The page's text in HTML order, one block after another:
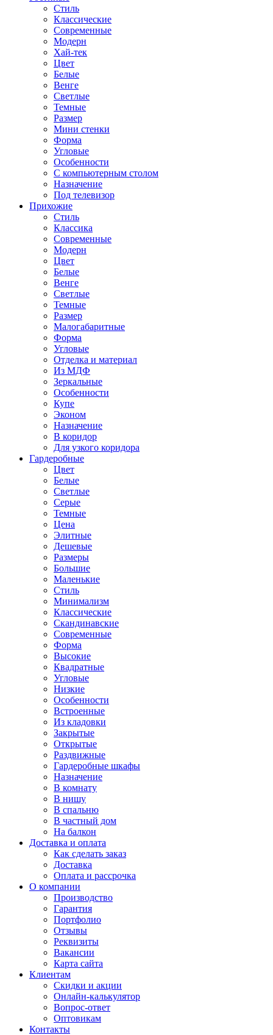
Стиль
Классические
Современные
Модерн
Хай-тек
Цвет
Белые
Венге
Светлые
Темные
Размер
Мини стенки
Форма
Угловые
Особенности
С компьютерным столом
Назначение
Под телевизор
Прихожие
Стиль
Классика
Современные
Модерн
Цвет
Белые
Венге
Светлые
Темные
Размер
Малогабаритные
Форма
Угловые
Отделка и материал
Из МДФ
Зеркальные
Особенности
Купе
Эконом
Назначение
В коридор
Для узкого коридора
Гардеробные
Цвет
Белые
Светлые
Серые
Темные
Цена
Элитные
Дешевые
Размеры
Большие
Маленькие
Стиль
Минимализм
Классические
Скандинавские
Современные
Форма
Высокие
Квадратные
Угловые
Низкие
Особенности
Встроенные
Из кладовки
Закрытые
Открытые
Раздвижные
Гардеробные шкафы
Назначение
В комнату
В нишу
В спальню
В частный дом
На балкон
Доставка и оплата
Как сделать заказ
Доставка
Оплата и рассрочка
О компании
Производство
Гарантия
Портфолио
Отзывы
Реквизиты
Вакансии
Карта сайта
Клиентам
Скидки и акции
Онлайн-калькулятор
Вопрос-ответ
Оптовикам
Контакты